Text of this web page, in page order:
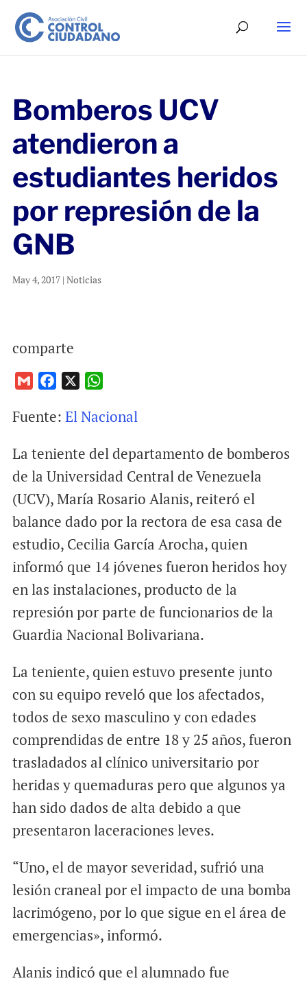
Bomberos UCV
atendieron a
estudiantes heridos
por represión de la
GNB
May 4, 2017| Noticias
comparte
a
l
c
b
o
k
a
s
A
p
Fuente: El Nacional
La teniente del departamento de bomberos
de la Universidad Central de Venezuela
(UCV), María Rosario Alanis, reiteró el
balance dado por la rectora de esa casa de
estudio, Cecilia García Arocha, quien
informó que 14 jóvenes fueron heridos hoy
en las instalaciones, producto de la
represión por parte de funcionarios de la
Guardia Nacional Bolivariana.
La teniente, quien estuvo presente junto
con su equipo reveló que los afectados,
todos de sexo masculino y con edades
comprendidas de entre 18 y 25 años, fueron
trasladados al clínico universitario por
heridas y quemaduras pero que algunos ya
han sido dados de alta debido a que
presentaron laceraciones leves.
“Uno, el de mayor severidad, sufrió una
lesión craneal por el impacto de una bomba
lacrimógeno, por lo que sigue en el área de
emergencias», informó.
Alanis indicó que el alumnado fue